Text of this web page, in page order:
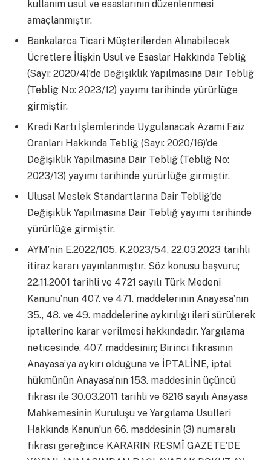
kullanım usul ve esaslarının düzenlenmesi
amaçlanmıştır.
Bankalarca Ticari Müşterilerden Alınabilecek
Ücretlere İlişkin Usul ve Esaslar Hakkında Tebliğ
(Sayı: 2020/4)’de Değişiklik Yapılmasına Dair Tebliğ
(Tebliğ No: 2023/12) yayımı tarihinde yürürlüğe
girmiştir.
Kredi Kartı İşlemlerinde Uygulanacak Azami Faiz
Oranları Hakkında Tebliğ (Sayı: 2020/16)’de
Değişiklik Yapılmasına Dair Tebliğ (Tebliğ No:
2023/13) yayımı tarihinde yürürlüğe girmiştir.
Ulusal Meslek Standartlarına Dair Tebliğ’de
Değişiklik Yapılmasına Dair Tebliğ yayımı tarihinde
yürürlüğe girmiştir.
AYM’nin E.2022/105, K.2023/54, 22.03.2023 tarihli
itiraz kararı yayınlanmıştır. Söz konusu başvuru;
22.11.2001 tarihli ve 4721 sayılı Türk Medeni
Kanunu’nun 407. ve 471. maddelerinin Anayasa’nın
35., 48. ve 49. maddelerine aykırılığı ileri sürülerek
iptallerine karar verilmesi hakkındadır. Yargılama
neticesinde, 407. maddesinin; Birinci fıkrasının
Anayasa’ya aykırı olduğuna ve İPTALİNE, iptal
hükmünün Anayasa’nın 153. maddesinin üçüncü
fıkrası ile 30.03.2011 tarihli ve 6216 sayılı Anayasa
Mahkemesinin Kuruluşu ve Yargılama Usulleri
Hakkında Kanun’un 66. maddesinin (3) numaralı
fıkrası gereğince KARARIN RESMÎ GAZETE’DE